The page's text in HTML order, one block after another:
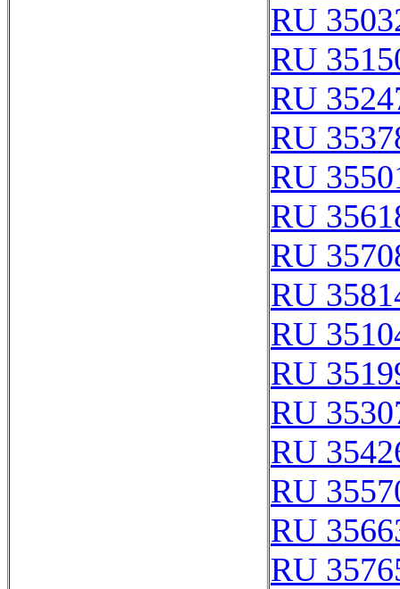
RU
RU
RU
RU
RU
RU
RU
RU
RU
RU
RU
RU
RU
RU
RU